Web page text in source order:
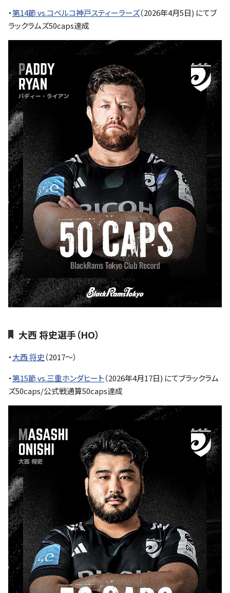
・第14節 vs.コベルコ神戸スティーラーズ（2026年4月5日) にてブ
ラックラムズ50caps達成
大西 将史選手（HO）
・大西 将史（2017～）
・第15節 vs.三重ホンダヒート（2026年4月17日) にてブラックラム
ズ50caps/公式戦通算50caps達成